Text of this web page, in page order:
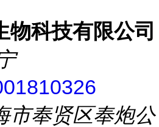
物科技有限公司
市奉贤区奉炮公